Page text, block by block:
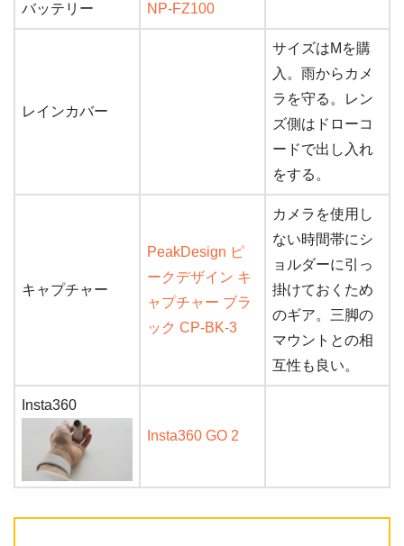
バッテリー NP-FZ100
レインカバー
サイズはMを購
入。雨からカメ
ラを守る。レン
ズ側はドローコ
ードで出し入れ
をする。
キャプチャー
PeakDesign ピ
ークデザイン キ
ャプチャー ブラ
ック CP-BK-3
カメラを使用し
ない時間帯にシ
ョルダーに引っ
掛けておくため
のギア。三脚の
マウントとの相
互性も良い。
Insta360
Insta360 GO 2